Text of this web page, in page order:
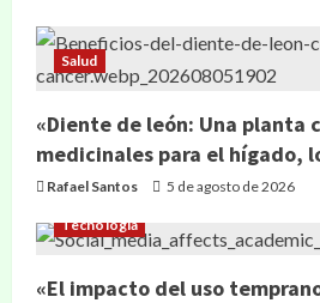
Salud
«Diente de león: Una planta
medicinales para el hígado,
Rafael Santos 5 de agosto de 2026
Tecnología
«El impacto del uso